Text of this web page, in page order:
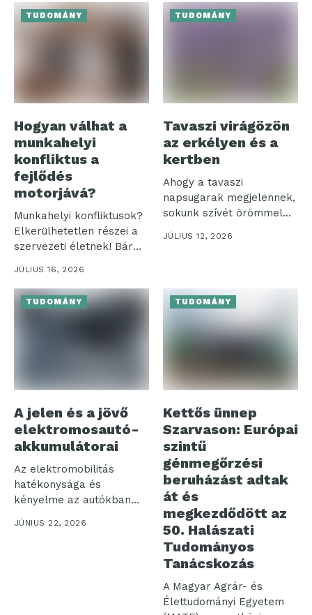
TUDOMÁNY
Hogyan válhat a
munkahelyi
konfliktus a
fejlődés
motorjává?
Munkahelyi konfliktusok?
Elkerülhetetlen részei a
szervezeti életnek! Bár
sokan negatív
jelenségként tekintenek...
JÚLIUS 16, 2026
TUDOMÁNY
Tavaszi virágözön
az erkélyen és a
kertben
Ahogy a tavaszi
napsugarak megjelennek,
sokunk szívét örömmel
tölti el a színes...
JÚLIUS 12, 2026
TUDOMÁNY
A jelen és a jövő
elektromosautó-
akkumulátorai
Az elektromobilitás
hatékonysága és
kényelme az autókban
használt
akkumulátorcsomagokon
JÚNIUS 22, 2026
TUDOMÁNY
Kettős ünnep
Szarvason: Európai
szintű
génmegőrzési
beruházást adtak
át és
megkezdődött az
50. Halászati
Tudományos
Tanácskozás
A Magyar Agrár- és
Élettudományi Egyetem